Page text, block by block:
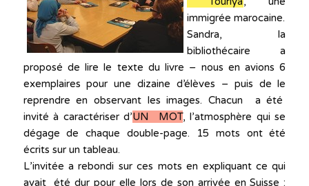
immigrée marocaine.
Sandra, la
bibliothécaire a
proposé de lire le texte du livre – nous en avions 6
exemplaires pour une dizaine d’élèves – puis de le
reprendre en observant les images. Chacun a été
invité à caractériser d’UN MOT, l’atmosphère qui se
dégage de chaque double-page. 15 mots ont été
écrits sur un tableau.
L’invitée a rebondi sur ces mots en expliquant ce qui
avait été dur pour elle lors de son arrivée en Suisse :